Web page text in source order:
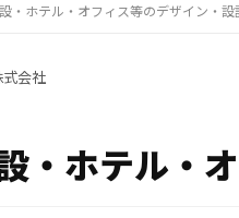
・ホテル・オフィス等のデザイン・
会社
・ホテル・